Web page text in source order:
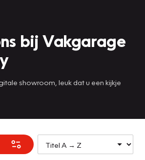
bij Vakgarage
showroom, leuk dat u een kijkje